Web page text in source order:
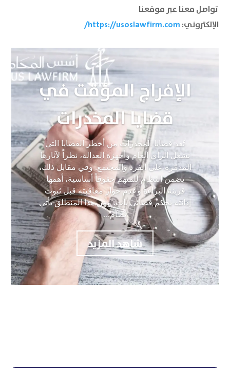
تواصل معنا عبر موقعنا
الإلكتروني: https://usoslawfirm.com/
الإفراج المؤقت في
قضايا المخدرات
تُعد قضايا المخدرات من أخطر القضايا التي
تشغل الرأي العام وأجهزة العدالة، نظراً لآثارها
المدمّرة على الفرد والمجتمع. وفي مقابل ذلك،
يضمن النظام للمتهم حقوقاً أساسية، أهمها
قرينة البراءة وعدم جواز معاقبته قبل ثبوت
إدانته بحكم قضائي بات. ومن هذا المنطلق يأتي
نظام...
شاهد المزيد